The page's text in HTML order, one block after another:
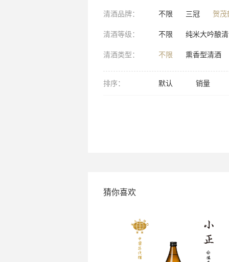
清酒品牌： 不限 三冠 贺茂
清酒等级： 不限 纯米大吟酿
清酒类型： 不限 熏香型清酒
排序： 默认 销量
猜你喜欢